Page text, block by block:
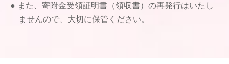
また、寄附金受領証明書（領収書）の再発行はいたし
ませんので、大切に保管ください。